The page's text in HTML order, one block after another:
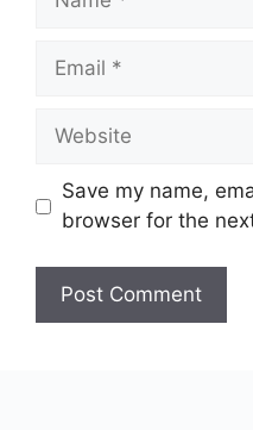
Email
Website
Save my name,
browser for the